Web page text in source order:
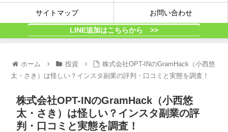
サイトマップ お問い合わせ
LINE追加はこちらから >>
ホーム 投資
株式会社OPT-INのGramHack（小西悠
太・さき）は怪しい？インスタ副業の評判・口コミと実態を調査！
株式会社OPT-INのGramHack（小西悠
太・さき）は怪しい？インスタ副業の評
判・口コミと実態を調査！